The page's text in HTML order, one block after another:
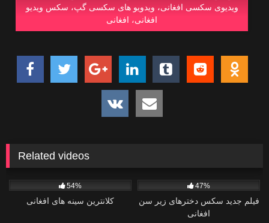
ویدیوی سکسی افغانی، ویدویو های سکسی گپ، سکس ویدیو
افغانی، افغانی
Related videos
54%
کلانترین سینه های افغانی
47%
فیلم جدید سکس دخترهای زیر سن
افغانی